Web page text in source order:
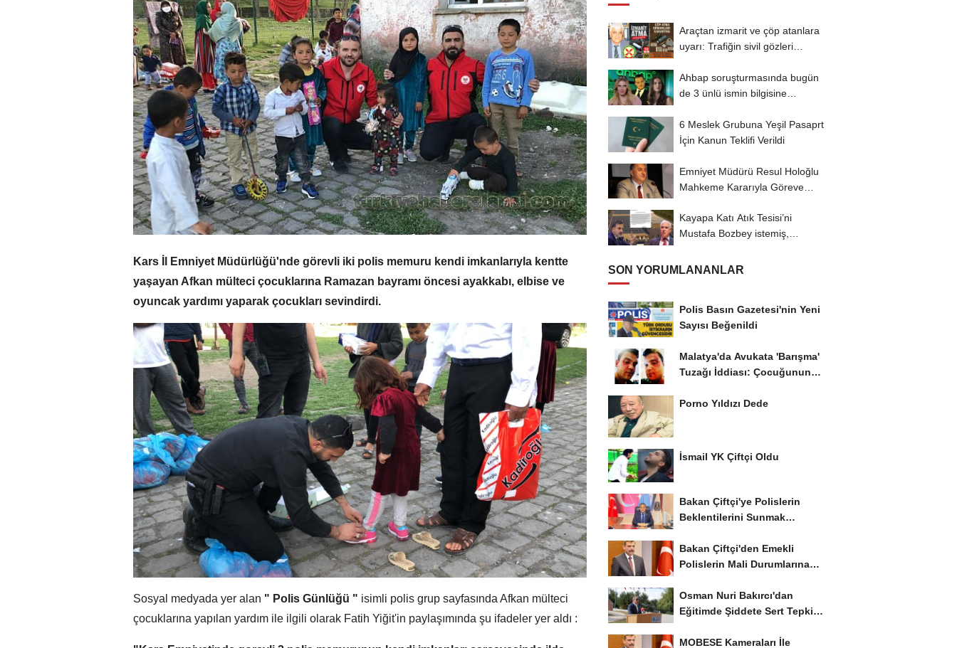
Kars İl Emniyet Müdürlüğü'nde görevli iki polis memuru kendi imkanlarıyla kentte
yaşayan Afkan mülteci çocuklarına Ramazan bayramı öncesi ayakkabı, elbise ve
oyuncak yardımı yaparak çocukları sevindirdi.
Sosyal medyada yer alan " Polis Günlüğü " isimli polis grup sayfasında Afkan mülteci
çocuklarına yapılan yardım ile ilgili olarak Fatih Yiğit'in paylaşımında şu ifadeler yer aldı :
Araçtan izmarit ve çöp atanlara
uyarı: Trafiğin sivil gözleri
Ahbap soruşturmasında bugün
de 3 ünlü ismin bilgisine
6 Meslek Grubuna Yeşil Pasaprt
İçin Kanun Teklifi Verildi
Emniyet Müdürü Resul Holoğlu
Mahkeme Kararıyla Göreve
Kayapa Katı Atık Tesisi’ni
Mustafa Bozbey istemiş,
SON YORUMLANANLAR
Polis Basın Gazetesi'nin Yeni
Sayısı Beğenildi
Malatya'da Avukata 'Barışma'
Tuzağı İddiası: Çocuğunun
Porno Yıldızı Dede
İsmail YK Çiftçi Oldu
Bakan Çiftçi'ye Polislerin
Beklentilerini Sunmak
Bakan Çiftçi'den Emekli
Polislerin Mali Durumlarına
Osman Nuri Bakırcı'dan
Eğitimde Şiddete Sert Tepki:
MOBESE Kameraları İle